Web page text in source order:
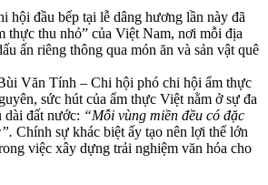
hội đầu bếp tại lễ dâng hương lần này đã
thực thu nhỏ” của Việt Nam, nơi mỗi địa
ấn riêng thông qua món ăn và sản vật quê
Văn Tính – Chi hội phó chi hội ẩm thực
, sức hút của ẩm thực Việt nằm ở sự đa
dài đất nước: “Mỗi vùng miền đều có đặc
Chính sự khác biệt ấy tạo nên lợi thế lớn
việc xây dựng trải nghiệm văn hóa cho